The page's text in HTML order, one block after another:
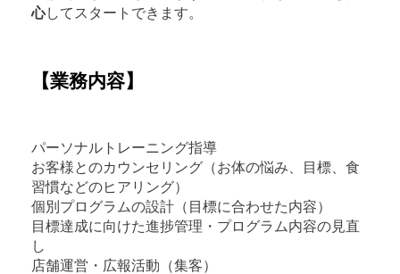
心してスタートできます。
【業務内容】
パーソナルトレーニング指導
お客様とのカウンセリング（お体の悩み、目標、食
習慣などのヒアリング）
個別プログラムの設計（目標に合わせた内容）
目標達成に向けた進捗管理・プログラム内容の見直
し
店舗運営・広報活動（集客）